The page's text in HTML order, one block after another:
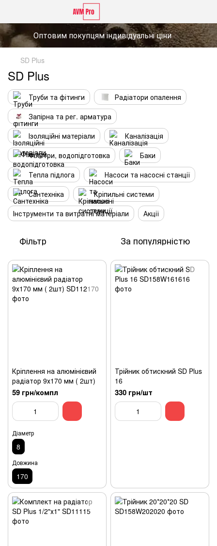
Оптовим покупцям індивідуальні ціни
SD Plus
SD Plus
Труби та фітинги
Радіатори опалення
Запірна та рег. арматура
Ізоляційні матеріали
Каналізація
Фільтри, водопідготовка
Баки
Тепла підлога
Насоси та насосні станції
Сантехніка
Кріпильні системи
Інструменти та витратні матеріали
Акції
Фільтр За популярністю
Кріплення на алюмінієвий
радіатор 9х170 мм ( 2шт)
59 грн/компл
Діаметр
8
Довжина
170
Трійник обтискний SD Plus
16
330 грн/шт